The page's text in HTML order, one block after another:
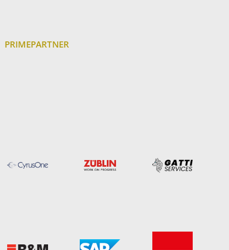
PRIMEPARTNER